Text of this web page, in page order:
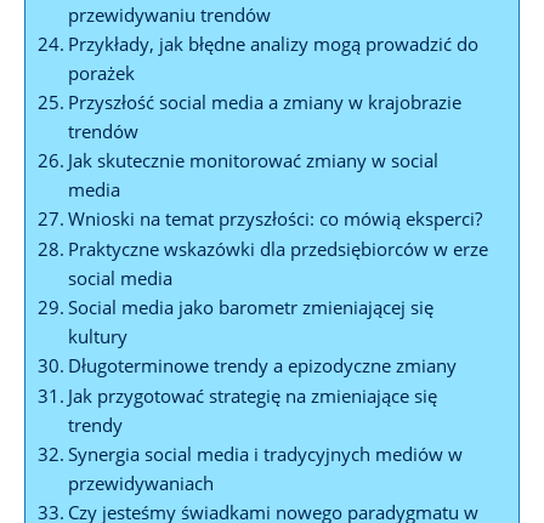
przewidywaniu trendów
Przykłady, jak błędne analizy mogą prowadzić do
porażek
Przyszłość social media a zmiany w krajobrazie
trendów
Jak skutecznie monitorować zmiany w social
media
Wnioski na temat przyszłości: co mówią eksperci?
Praktyczne wskazówki dla przedsiębiorców w erze
social media
Social media jako barometr zmieniającej się
kultury
Długoterminowe trendy a epizodyczne zmiany
Jak przygotować strategię na zmieniające się
trendy
Synergia social media i tradycyjnych mediów w
przewidywaniach
Czy jesteśmy świadkami nowego paradygmatu w